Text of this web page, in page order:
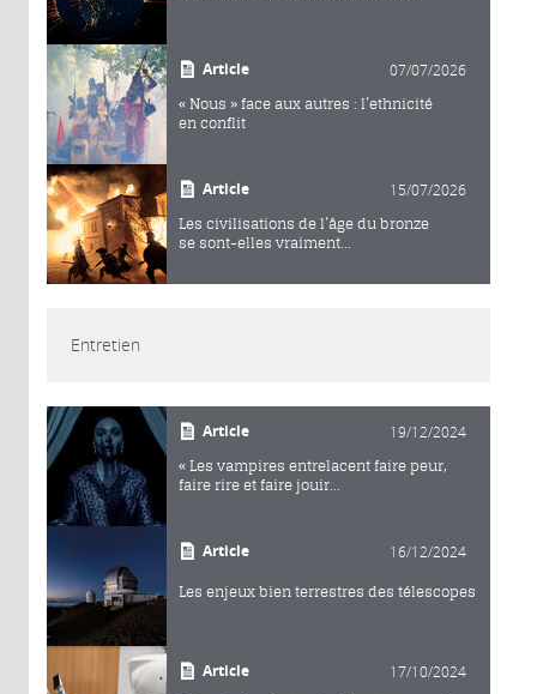
Article 07/07/2026
« Nous » face aux autres : l’ethnicité
en conflit
Article 15/07/2026
Les civilisations de l’âge du bronze
se sont-elles vraiment...
Entretien
Article 19/12/2024
« Les vampires entrelacent faire peur,
faire rire et faire jouir...
Article 16/12/2024
Les enjeux bien terrestres des télescopes
Article 17/10/2024